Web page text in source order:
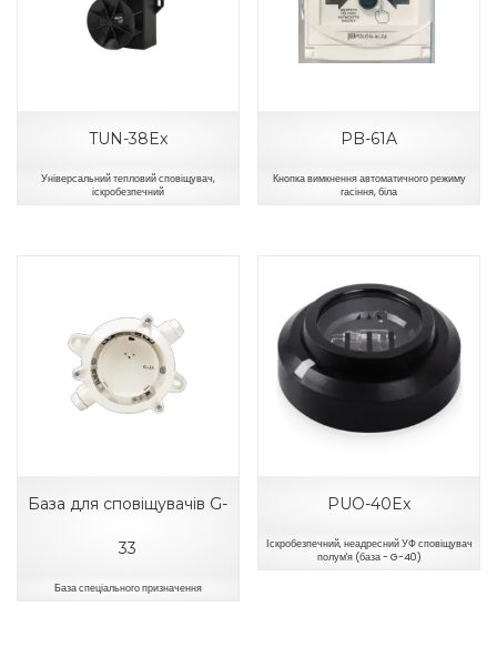
TUN-38Ex
Універсальний тепловий сповіщувач,
іскробезпечний
PB-61A
Кнопка вимкнення автоматичного режиму
гасіння, біла
База для сповіщувачів G-
33
База спеціального призначення
PUO-40Ex
Іскробезпечний, неадресний УФ сповіщувач
полум'я (база - G-40)